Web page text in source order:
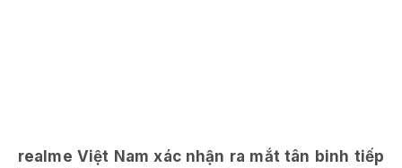
realme Việt Nam xác nhận ra mắt tân binh tiếp